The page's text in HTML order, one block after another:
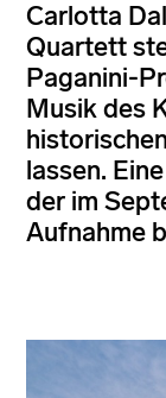
Carlotta
Quartett
Paganini-
Musik des
lassen.
der im
Aufnahme